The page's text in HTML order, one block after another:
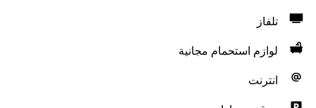
تلفاز
لوازم استحمام مجانية
انترنت